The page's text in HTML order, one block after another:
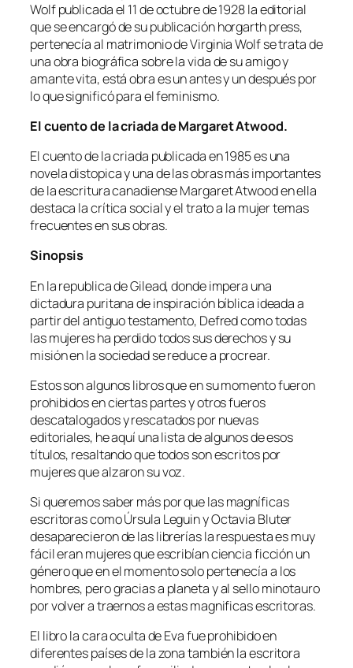
Wolf publicada el 11 de octubre de 1928 la editorial
que se encargó de su publicación horgarth press,
pertenecía al matrimonio de Virginia Wolf se trata de
una obra biográfica sobre la vida de su amigo y
amante vita, está obra es un antes y un después por
lo que significó para el feminismo.
El cuento de la criada de Margaret Atwood.
El cuento de la criada publicada en 1985 es una
novela distopica y una de las obras más importantes
de la escritura canadiense Margaret Atwood en ella
destaca la crítica social y el trato a la mujer temas
frecuentes en sus obras.
Sinopsis
En la republica de Gilead, donde impera una
dictadura puritana de inspiración bíblica ideada a
partir del antiguo testamento, Defred como todas
las mujeres ha perdido todos sus derechos y su
misión en la sociedad se reduce a procrear.
Estos son algunos libros que en su momento fueron
prohibidos en ciertas partes y otros fueros
descatalogados y rescatados por nuevas
editoriales, he aquí una lista de algunos de esos
títulos, resaltando que todos son escritos por
mujeres que alzaron su voz.
Si queremos saber más por que las magníficas
escritoras como Úrsula Leguin y Octavia Bluter
desaparecieron de las librerías la respuesta es muy
fácil eran mujeres que escribían ciencia ficción un
género que en el momento solo pertenecía a los
hombres, pero gracias a planeta y al sello minotauro
por volver a traernos a estas magnificas escritoras.
El libro la cara oculta de Eva fue prohibido en
diferentes países de la zona también la escritora